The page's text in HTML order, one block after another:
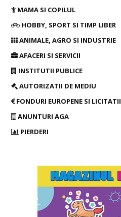
MAMA SI COPILUL
HOBBY, SPORT SI TIMP LIBER
ANIMALE, AGRO SI INDUSTRIE
AFACERI SI SERVICII
INSTITUTII PUBLICE
AUTORIZATII DE MEDIU
FONDURI EUROPENE SI LICITATII
ANUNTURI AGA
PIERDERI